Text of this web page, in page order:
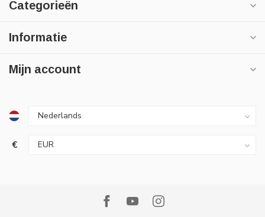
Categorieën
Informatie
Mijn account
€